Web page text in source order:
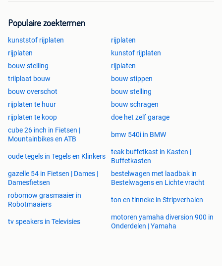
Populaire zoektermen
kunststof rijplaten
rijplaten
rijplaten
kunstof rijplaten
bouw stelling
rijplaten
trilplaat bouw
bouw stippen
bouw overschot
bouw stelling
rijplaten te huur
bouw schragen
rijplaten te koop
doe het zelf garage
cube 26 inch in Fietsen |
Mountainbikes en ATB
bmw 540i in BMW
oude tegels in Tegels en Klinkers
teak buffetkast in Kasten |
Buffetkasten
gazelle 54 in Fietsen | Dames |
Damesfietsen
bestelwagen met laadbak in
Bestelwagens en Lichte vracht
robomow grasmaaier in
Robotmaaiers
ton en tinneke in Stripverhalen
tv speakers in Televisies
motoren yamaha diversion 900 in
Onderdelen | Yamaha